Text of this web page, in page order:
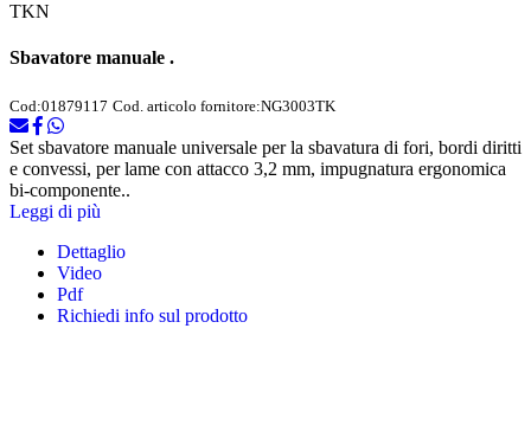
TKN
Sbavatore manuale .
Cod:01879117 Cod. articolo fornitore:NG3003TK
Set sbavatore manuale universale per la sbavatura di fori, bordi diritti
e convessi, per lame con attacco 3,2 mm, impugnatura ergonomica
bi-componente..
Leggi di più
Dettaglio
Video
Pdf
Richiedi info sul prodotto